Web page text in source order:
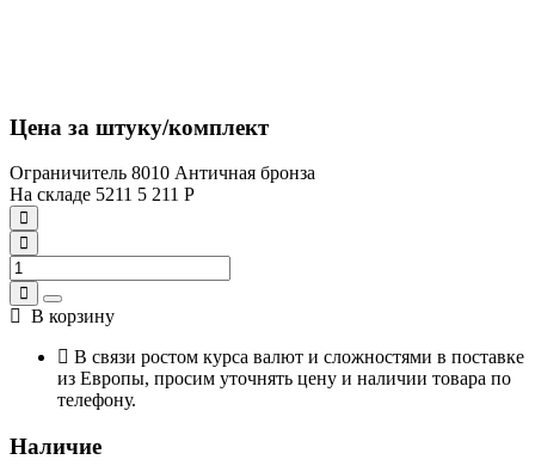
Цена за штуку/комплект
Ограничитель 8010 Античная бронза
На складе 5211 5 211 Р
В корзину
В связи ростом курса валют и сложностями в поставке
из Европы, просим уточнять цену и наличии товара по
телефону.
Наличие